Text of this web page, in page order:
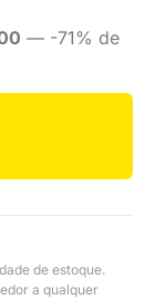
— -71% de
de estoque.
a qualquer